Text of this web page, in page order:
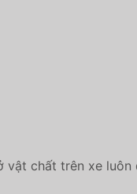
chất trên xe